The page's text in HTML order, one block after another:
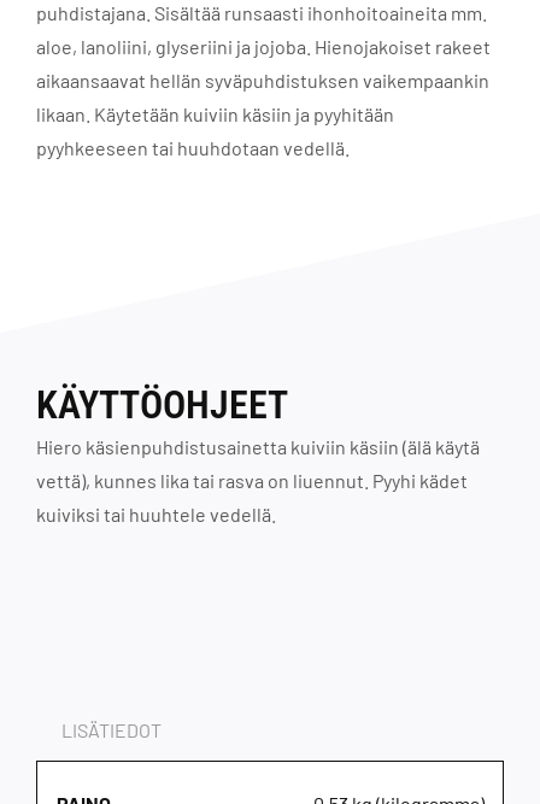
puhdistajana. Sisältää runsaasti ihonhoitoaineita mm.
aloe, lanoliini, glyseriini ja jojoba. Hienojakoiset rakeet
aikaansaavat hellän syväpuhdistuksen vaikempaankin
likaan. Käytetään kuiviin käsiin ja pyyhitään
pyyhkeeseen tai huuhdotaan vedellä.
KÄYTTÖOHJEET
Hiero käsienpuhdistusainetta kuiviin käsiin (älä käytä
vettä), kunnes lika tai rasva on liuennut. Pyyhi kädet
kuiviksi tai huuhtele vedellä.
LISÄTIEDOT